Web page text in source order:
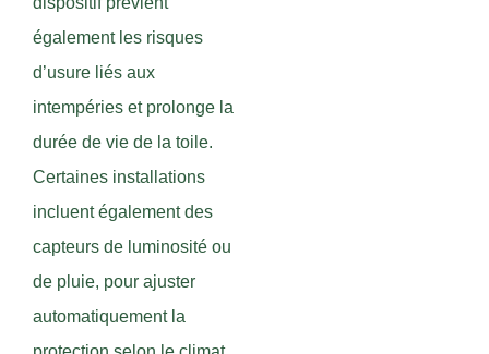
également les risques
d’usure liés aux
intempéries et prolonge la
durée de vie de la toile.
Certaines installations
incluent également des
capteurs de luminosité ou
de pluie, pour ajuster
automatiquement la